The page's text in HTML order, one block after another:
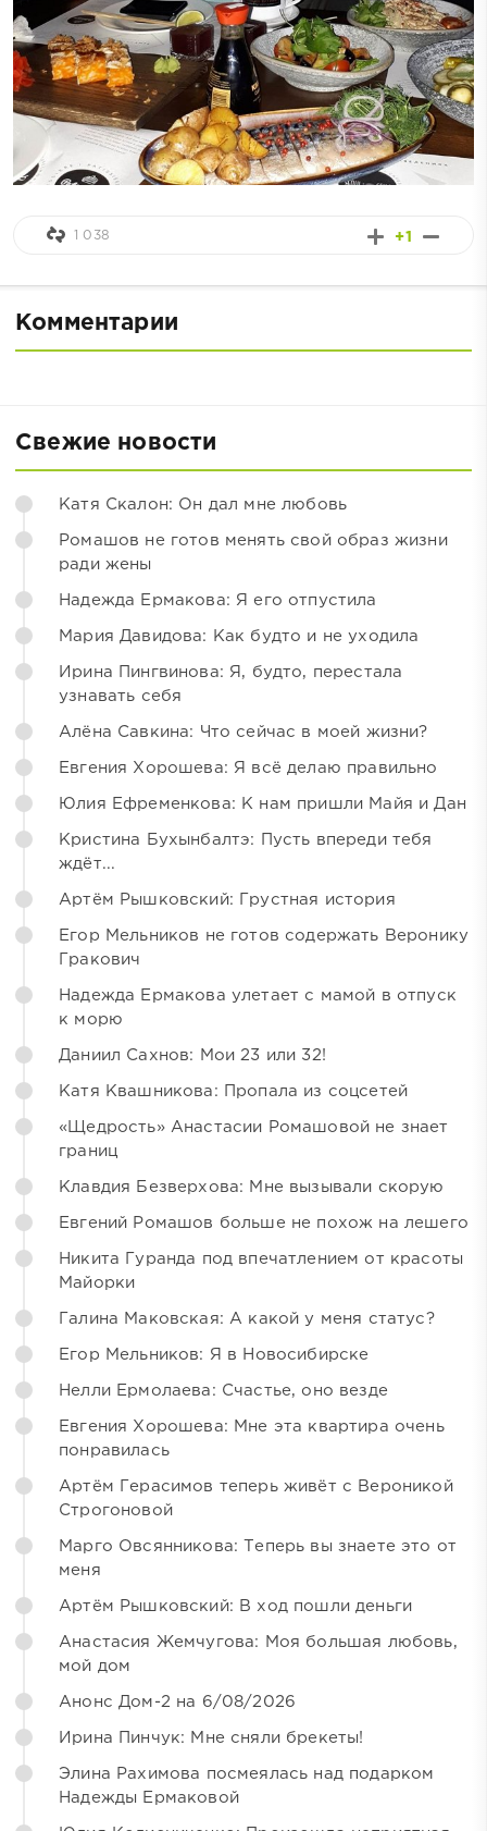
+1
1 038
Комментарии
Свежие новости
Катя Скалон: Он дал мне любовь
Ромашов не готов менять свой образ жизни
ради жены
Надежда Ермакова: Я его отпустила
Мария Давидова: Как будто и не уходила
Ирина Пингвинова: Я, будто, перестала
узнавать себя
Алёна Савкина: Что сейчас в моей жизни?
Евгения Хорошева: Я всё делаю правильно
Юлия Ефременкова: К нам пришли Майя и Дан
Кристина Бухынбалтэ: Пусть впереди тебя
ждёт...
Артём Рышковский: Грустная история
Егор Мельников не готов содержать Веронику
Гракович
Надежда Ермакова улетает с мамой в отпуск
к морю
Даниил Сахнов: Мои 23 или 32!
Катя Квашникова: Пропала из соцсетей
«Щедрость» Анастасии Ромашовой не знает
границ
Клавдия Безверхова: Мне вызывали скорую
Евгений Ромашов больше не похож на лешего
Никита Гуранда под впечатлением от красоты
Майорки
Галина Маковская: А какой у меня статус?
Егор Мельников: Я в Новосибирске
Нелли Ермолаева: Счастье, оно везде
Евгения Хорошева: Мне эта квартира очень
понравилась
Артём Герасимов теперь живёт с Вероникой
Строгоновой
Марго Овсянникова: Теперь вы знаете это от
меня
Артём Рышковский: В ход пошли деньги
Анастасия Жемчугова: Моя большая любовь,
мой дом
Анонс Дом-2 на 6/08/2026
Ирина Пинчук: Мне сняли брекеты!
Элина Рахимова посмеялась над подарком
Надежды Ермаковой